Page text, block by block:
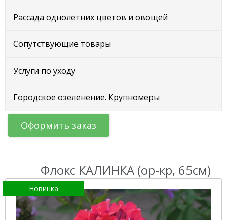
Рассада однолетних цветов и овощей
Сопутствующие товары
Услуги по уходу
Городское озеленение. Крупномеры
Оформить заказ
Флокс КАЛИНКА (ор-кр, 65см)
Новинка